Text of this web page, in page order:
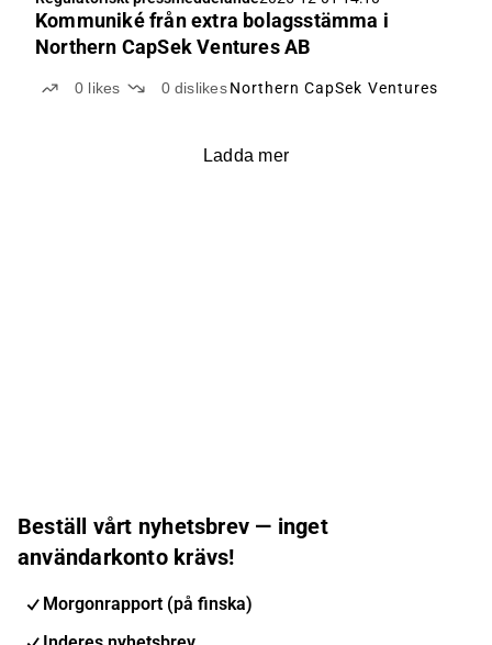
Kommuniké från extra bolagsstämma i
Northern CapSek Ventures AB
0 likes 0 dislikes Northern CapSek Ventures
Ladda mer
Beställ vårt nyhetsbrev — inget
användarkonto krävs!
Morgonrapport (på finska)